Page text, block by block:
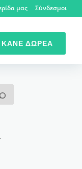
μας Σύνδεσμοι
ΚΆΝΕ ΔΩΡΕΆ